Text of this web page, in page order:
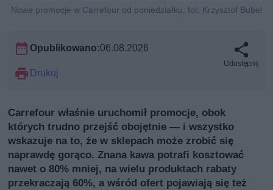
Nowe promocje w Carrefour od poniedziałku, fot. Krzysztof Bubel
Opublikowano:06.08.2026
Drukuj
Udostępnij
Carrefour właśnie uruchomił promocje, obok
których trudno przejść obojętnie — i wszystko
wskazuje na to, że w sklepach może zrobić się
naprawdę gorąco. Znana kawa potrafi kosztować
nawet o 80% mniej, na wielu produktach rabaty
przekraczają 60%, a wśród ofert pojawiają się też